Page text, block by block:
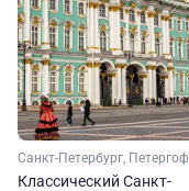
Санкт-Петербург, Петергоф
Классический Санкт-